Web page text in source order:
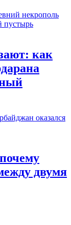
как
двумя